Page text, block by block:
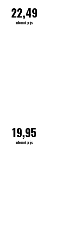
22,49
internetprijs
19,95
internetprijs